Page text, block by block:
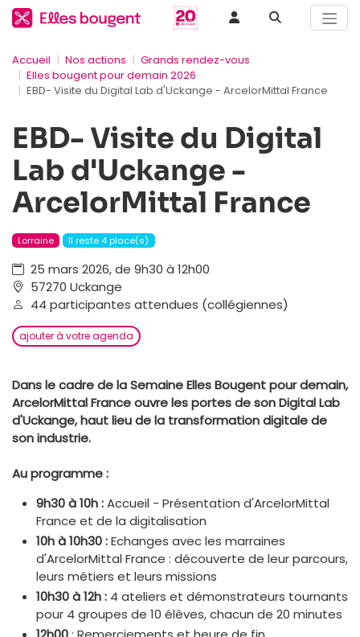
Accueil Nos actions
Grands rendez-vous
Elles bougent pour demain 2026
EBD- Visite du Digital Lab d'Uckange - ArcelorMittal France
EBD- Visite du Digital
Lab d'Uckange -
ArcelorMittal France
Lorraine Il reste 4 place(s)
25 mars 2026, de 9h30 à 12h00
57270 Uckange
44 participantes attendues (collégiennes)
ajouter à votre agenda
Dans le cadre de la Semaine Elles Bougent pour demain,
ArcelorMittal France ouvre les portes de son Digital Lab
d'Uckange, haut lieu de la transformation digitale de
son industrie.
Au programme :
9h30 à 10h:Accueil - Présentation d'ArcelorMittal
France et de la digitalisation
10h à 10h30:Echanges avec les marraines
d'ArcelorMittal France : découverte de leur parcours,
leurs métiers et leurs missions
10h30 à 12h: 4 ateliers et démonstrateurs tournants
pour 4 groupes de 10 élèves, chacun de 20 minutes